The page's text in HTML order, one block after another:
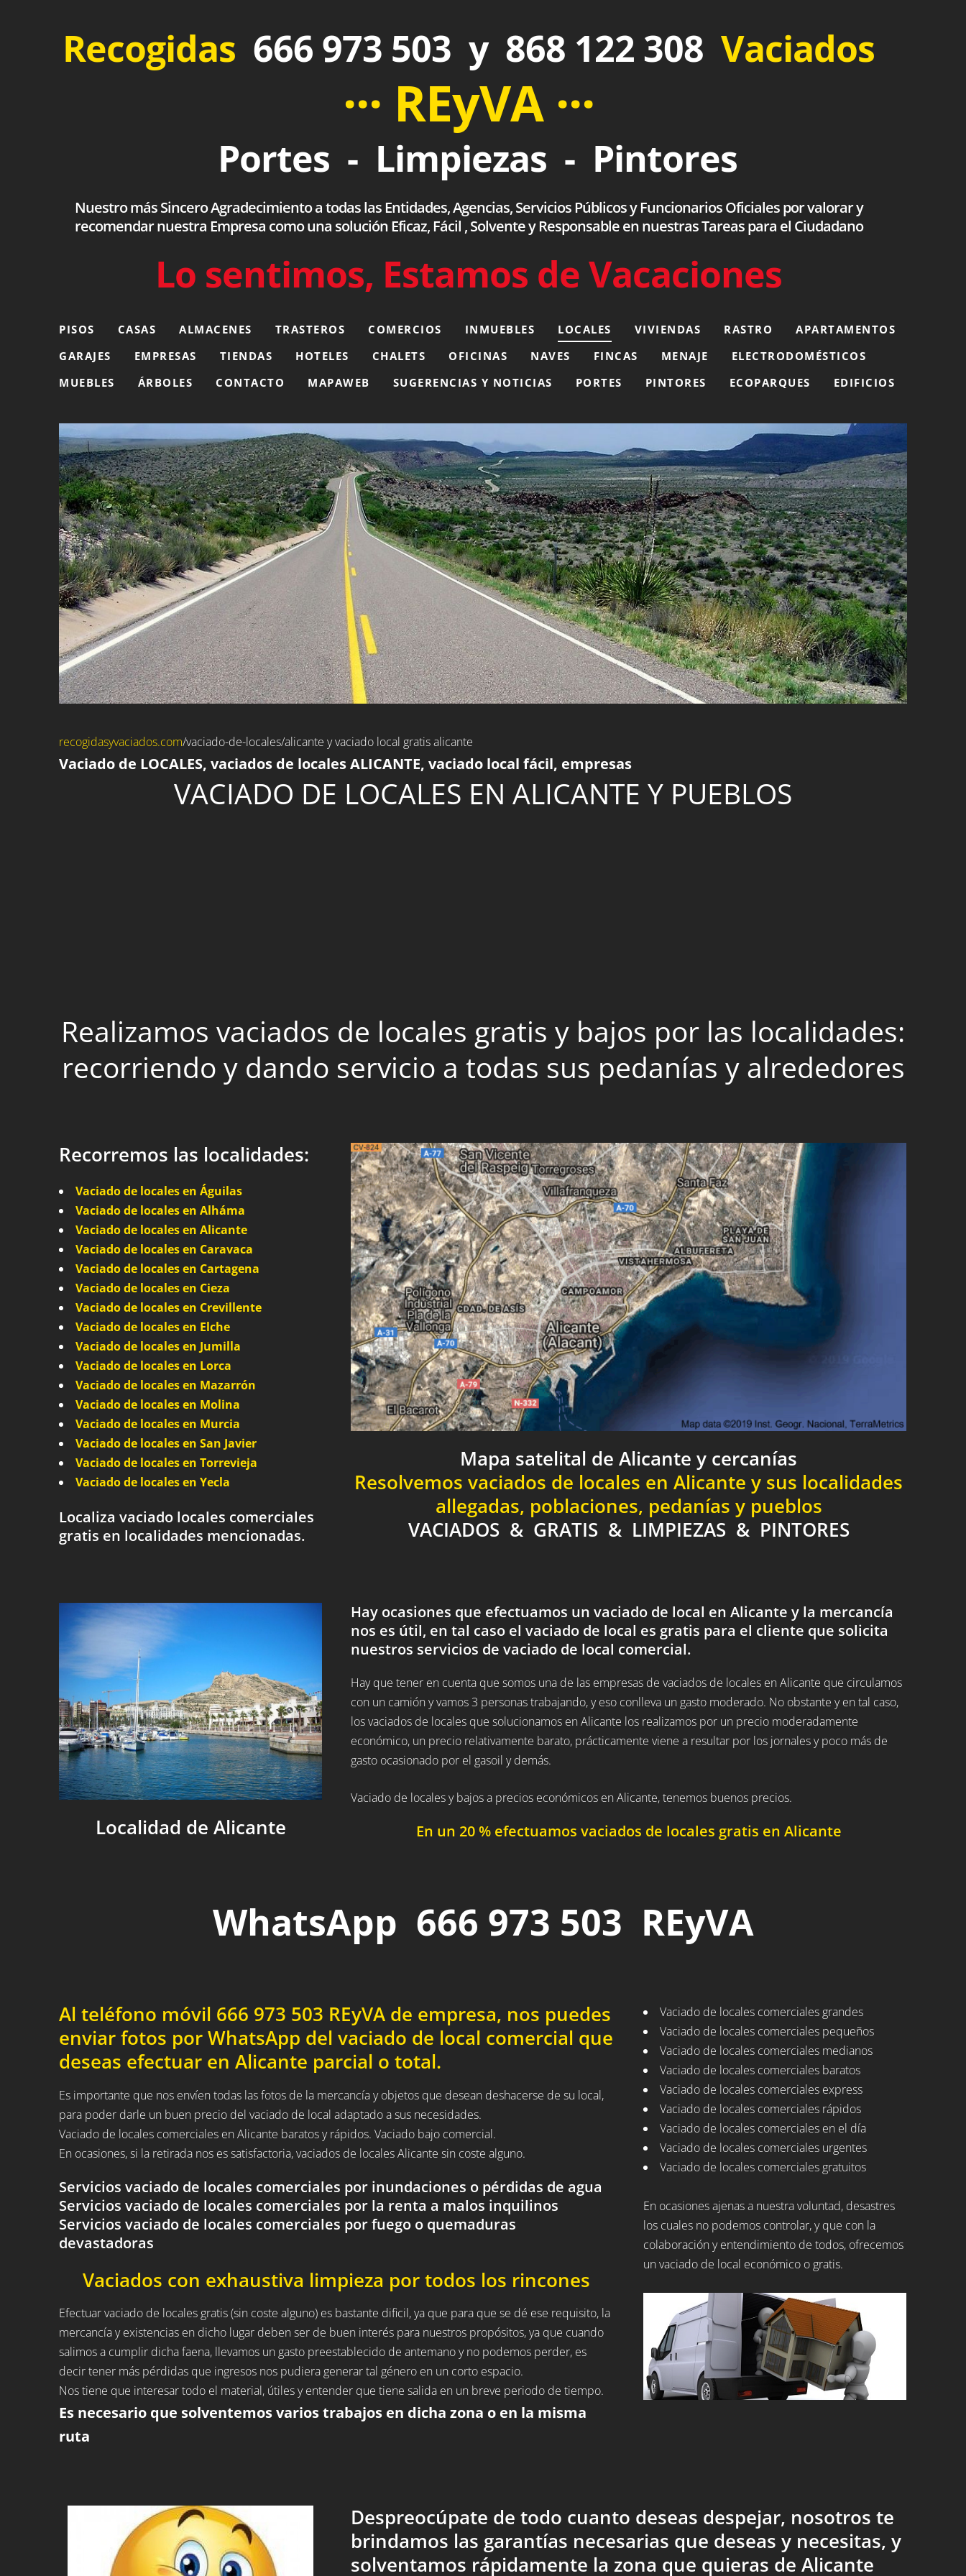
Recogidas 666 973 503 y 868 122 308 Vaciados
··· REyVA ···
Portes - Limpiezas - Pintores
Nuestro más Sincero Agradecimiento a todas las Entidades, Agencias, Servicios Públicos y Funcionarios Oficiales por valorar y
recomendar nuestra Empresa como una solución Eficaz, Fácil , Solvente y Responsable en nuestras Tareas para el Ciudadano
Lo sentimos, Estamos de Vacaciones
PISOS CASAS ALMACENES TRASTEROS COMERCIOS INMUEBLES LOCALES VIVIENDAS RASTRO
APARTAMENTOS
GARAJES
EMPRESAS TIENDAS HOTELES CHALETS OFICINAS NAVES FINCAS MENAJE
ELECTRODOMÉSTICOS
MUEBLES
ÁRBOLES CONTACTO MAPAWEB SUGERENCIAS Y NOTICIAS PORTES PINTORES ECOPARQUES EDIFICIOS
recogidasyvaciados.com/vaciado-de-locales/alicante y vaciado local gratis alicante
Vaciado de LOCALES, vaciados de locales ALICANTE, vaciado local fácil, empresas
VACIADO DE LOCALES EN ALICANTE Y PUEBLOS
Realizamos vaciados de locales gratis y bajos por las localidades:
recorriendo y dando servicio a todas sus pedanías y alrededores
Recorremos las localidades:
Vaciado de locales en Águilas
Vaciado de locales en Alháma
Vaciado de locales en Alicante
Vaciado de locales en Caravaca
Vaciado de locales en Cartagena
Vaciado de locales en Cieza
Vaciado de locales en Crevillente
Vaciado de locales en Elche
Vaciado de locales en Jumilla
Vaciado de locales en Lorca
Vaciado de locales en Mazarrón
Vaciado de locales en Molina
Vaciado de locales en Murcia
Vaciado de locales en San Javier
Vaciado de locales en Torrevieja
Vaciado de locales en Yecla
Localiza vaciado locales comerciales
gratis en localidades mencionadas.
Mapa satelital de Alicante y cercanías
Resolvemos vaciados de locales en Alicante y sus localidades
allegadas, poblaciones, pedanías y pueblos
VACIADOS & GRATIS & LIMPIEZAS & PINTORES
Localidad de Alicante
Hay ocasiones que efectuamos un vaciado de local en Alicante y la mercancía
nos es útil, en tal caso el vaciado de local es gratis para el cliente que solicita
nuestros servicios de vaciado de local comercial.
Hay que tener en cuenta que somos una de las empresas de vaciados de locales en Alicante que circulamos
con un camión y vamos 3 personas trabajando, y eso conlleva un gasto moderado. No obstante y en tal caso,
los vaciados de locales que solucionamos en Alicante los realizamos por un precio moderadamente
económico, un precio relativamente barato, prácticamente viene a resultar por los jornales y poco más de
gasto ocasionado por el gasoil y demás.
Vaciado de locales y bajos a precios económicos en Alicante, tenemos buenos precios.
En un 20 % efectuamos vaciados de locales gratis en Alicante
WhatsApp 666 973 503 REyVA
Al teléfono móvil 666 973 503 REyVA de empresa, nos puedes
enviar fotos por WhatsApp del vaciado de local comercial que
deseas efectuar en Alicante parcial o total.
Es importante que nos envíen todas las fotos de la mercancía y objetos que desean deshacerse de su local,
para poder darle un buen precio del vaciado de local adaptado a sus necesidades.
Vaciado de locales comerciales en Alicante baratos y rápidos. Vaciado bajo comercial.
En ocasiones, si la retirada nos es satisfactoria, vaciados de locales Alicante sin coste alguno.
Servicios vaciado de locales comerciales por inundaciones o pérdidas de agua
Servicios vaciado de locales comerciales por la renta a malos inquilinos
Servicios vaciado de locales comerciales por fuego o quemaduras
devastadoras
Vaciados con exhaustiva limpieza por todos los rincones
Efectuar vaciado de locales gratis (sin coste alguno) es bastante dificil, ya que para que se dé ese requisito, la
mercancía y existencias en dicho lugar deben ser de buen interés para nuestros propósitos, ya que cuando
salimos a cumplir dicha faena, llevamos un gasto preestablecido de antemano y no podemos perder, es
decir tener más pérdidas que ingresos nos pudiera generar tal género en un corto espacio.
Nos tiene que interesar todo el material, útiles y entender que tiene salida en un breve periodo de tiempo.
Es necesario que solventemos varios trabajos en dicha zona o en la misma
ruta
Vaciado de locales comerciales grandes
Vaciado de locales comerciales pequeños
Vaciado de locales comerciales medianos
Vaciado de locales comerciales baratos
Vaciado de locales comerciales express
Vaciado de locales comerciales rápidos
Vaciado de locales comerciales en el día
Vaciado de locales comerciales urgentes
Vaciado de locales comerciales gratuitos
En ocasiones ajenas a nuestra voluntad, desastres
los cuales no podemos controlar, y que con la
colaboración y entendimiento de todos, ofrecemos
un vaciado de local económico o gratis.
Despreocúpate de todo cuanto deseas despejar, nosotros te
brindamos las garantías necesarias que deseas y necesitas, y
solventamos rápidamente la zona que quieras de Alicante